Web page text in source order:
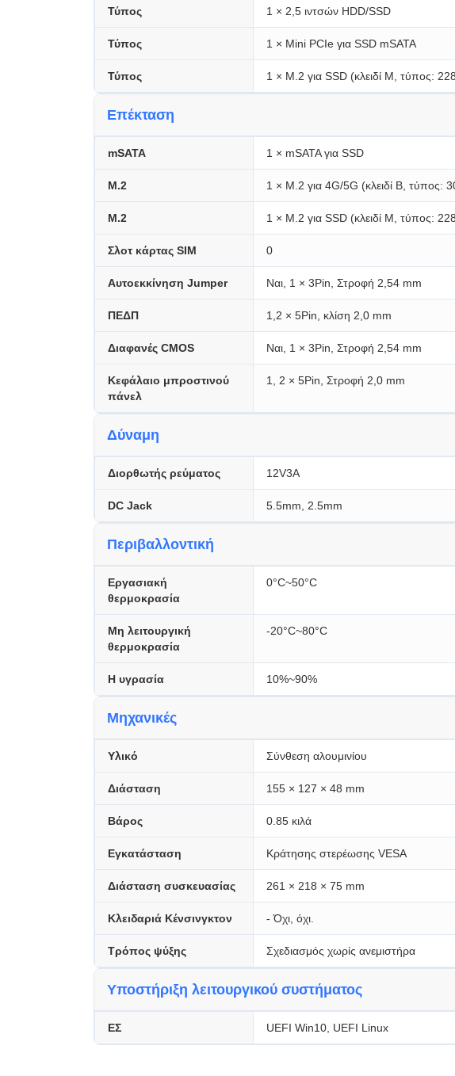
Τύπος 1 × 2,5 ιντσών HDD/SSD
Τύπος 1 × Mini PCIe για SSD mSATA
Τύπος 1 × M.2 για SSD (κλειδί M, τύπος:
Επέκταση
mSATA 1 × mSATA για SSD
Μ.2 1 × M.2 για 4G/5G (κλειδί B, τύπος:
Μ.2 1 × M.2 για SSD (κλειδί M, τύπος:
Σλοτ κάρτας SIM 0
Αυτοεκκίνηση Jumper Ναι, 1 × 3Pin, Στροφή 2,54 mm
ΠΕΔΠ 1,2 × 5Pin, κλίση 2,0 mm
Διαφανές CMOS Ναι, 1 × 3Pin, Στροφή 2,54 mm
Κεφάλαιο μπροστινού
πάνελ
1, 2 × 5Pin, Στροφή 2,0 mm
Δύναμη
Διορθωτής ρεύματος 12V3A
DC Jack 5.5mm, 2.5mm
Περιβαλλοντική
Εργασιακή
θερμοκρασία
0°C~50°C
Μη λειτουργική
θερμοκρασία
-20°C~80°C
Η υγρασία 10%~90%
Μηχανικές
Υλικό Σύνθεση αλουμινίου
Διάσταση 155 × 127 × 48 mm
Βάρος 0.85 κιλά
Εγκατάσταση Κράτησης στερέωσης VESA
Διάσταση συσκευασίας 261 × 218 × 75 mm
Κλειδαριά Κένσινγκτον - Όχι, όχι.
Τρόπος ψύξης Σχεδιασμός χωρίς ανεμιστήρα
Υποστήριξη λειτουργικού συστήματος
ΕΣ UEFI Win10, UEFI Linux